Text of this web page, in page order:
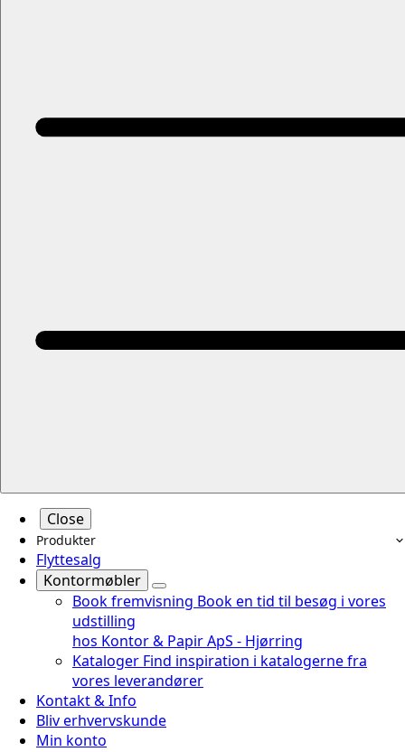
Close
Produkter
Flyttesalg
Kontormøbler
Book fremvisning Book en tid til besøg i vores
udstilling
hos Kontor & Papir ApS - Hjørring
Kataloger Find inspiration i katalogerne fra
vores leverandører
Kontakt & Info
Bliv erhvervskunde
Min konto